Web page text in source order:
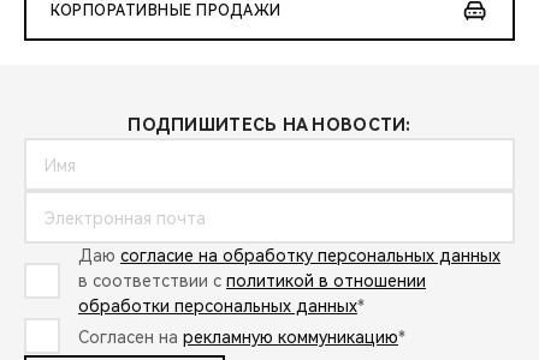
КОРПОРАТИВНЫЕ ПРОДАЖИ
ПОДПИШИТЕСЬ НА НОВОСТИ:
Даю согласие на обработку персональных данных
в соответствии с политикой в отношении
обработки персональных данных*
Согласен на рекламную коммуникацию*